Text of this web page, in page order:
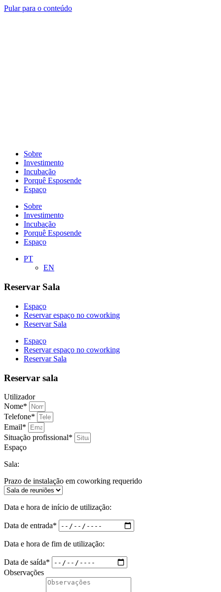
Pular para o conteúdo
Sobre
Investimento
Incubação
Porquê Esposende
Espaço
Sobre
Investimento
Incubação
Porquê Esposende
Espaço
PT
EN
Reservar Sala
Espaço
Reservar espaço no coworking
Reservar Sala
Espaço
Reservar espaço no coworking
Reservar Sala
Reservar sala
Utilizador
Nome*
Telefone*
Email*
Situação profissional*
Espaço
Sala:
Prazo de instalação em coworking requerido
Data e hora de início de utilização:
Data de entrada*
Data e hora de fim de utilização:
Data de saída*
Observações